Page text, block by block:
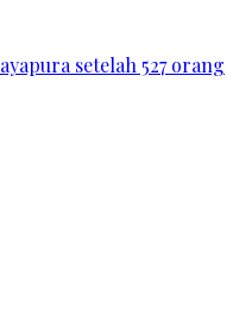
setelah 527 orang